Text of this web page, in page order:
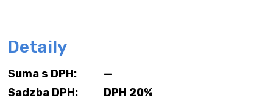
Detaily
Suma s DPH:
—
Sadzba DPH:
DPH 20%